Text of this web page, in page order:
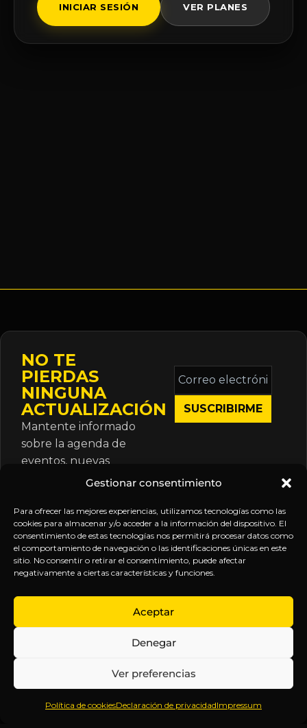
Gestionar consentimiento
Para ofrecer las mejores experiencias, utilizamos tecnologías como las
cookies para almacenar y/o acceder a la información del dispositivo. El
consentimiento de estas tecnologías nos permitirá procesar datos como
el comportamiento de navegación o las identificaciones únicas en este
sitio. No consentir o retirar el consentimiento, puede afectar
negativamente a ciertas características y funciones.
Aceptar
Denegar
Ver preferencias
Política de cookiesDeclaración de privacidadImpressum
INICIAR SESIÓN VER PLANES
NO TE
PIERDAS
NINGUNA
ACTUALIZACIÓN
Mantente informado
sobre la agenda de
eventos, nuevas
publicaciones y
suscripción.
Correo
electrónico
*
Inteligencia
Anticipándonos
EXPLORA
Inicio
Sobre
Contenido
Webinars
LEGAL
Política
de
Términos y
Aviso
SÍGUENOS